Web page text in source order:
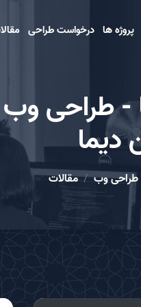
پروژه ها درخواست طراحی
- طراحی
دیما
طراحی وب مقالات